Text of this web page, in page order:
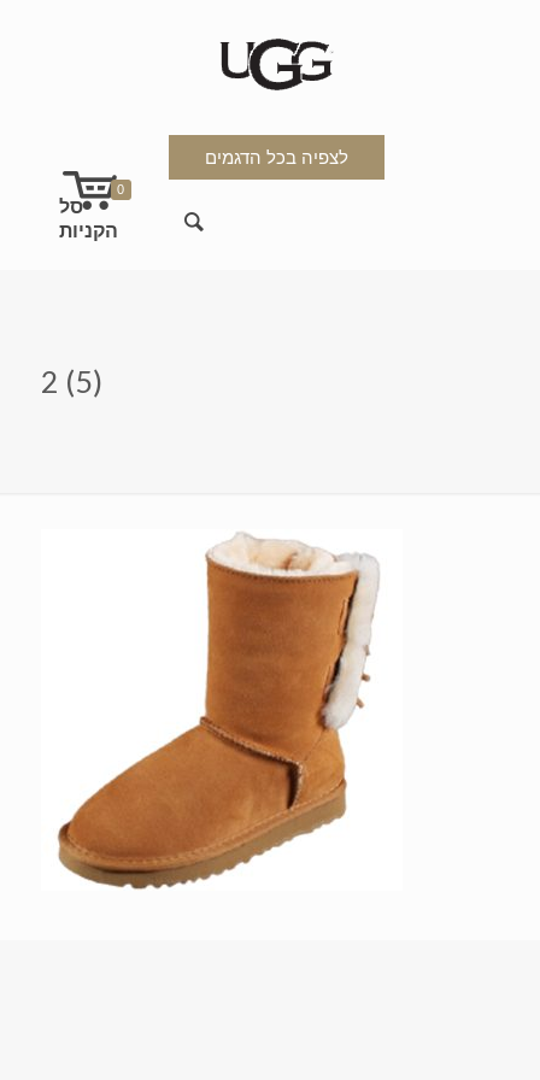
לצפיה בכל הדגמים
0
2 (5)